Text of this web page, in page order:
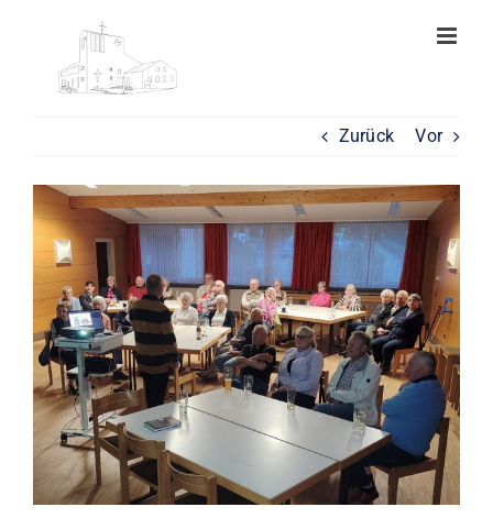
springen
Zurück Vor